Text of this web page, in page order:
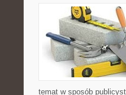
temat w sposób